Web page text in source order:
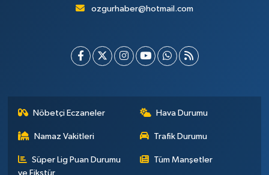
ozgurhaber@hotmail.com
Nöbetçi Eczaneler Hava Durumu
Namaz Vakitleri Trafik Durumu
Süper Lig Puan Durumu
ve Fikstür
Tüm Manşetler